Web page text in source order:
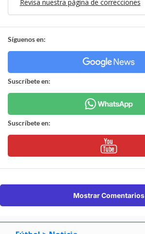
Revisa nuestra página de correcciones
Síguenos en:
Suscríbete en:
Suscríbete en:
Mostrar Comentarios